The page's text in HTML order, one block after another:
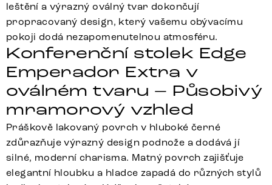
leštění a výrazný oválný tvar dokončují
propracovaný design, který vašemu obývacímu
pokoji dodá nezapomenutelnou atmosféru.
Konferenční stolek Edge
Emperador Extra v
oválném tvaru – Působivý
mramorový vzhled
Práškově lakovaný povrch v hluboké černé
zdůrazňuje výrazný design podnože a dodává jí
silné, moderní charisma. Matný povrch zajišťuje
elegantní hloubku a hladce zapadá do různých stylů